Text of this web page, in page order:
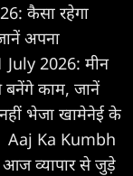
कैसा रहेगा
अपना
2026: मीन
बनेंगे काम, जानें
नहीं भेजा खामेनेई के
Aaj Ka Kumbh
व्यापार से जुड़े